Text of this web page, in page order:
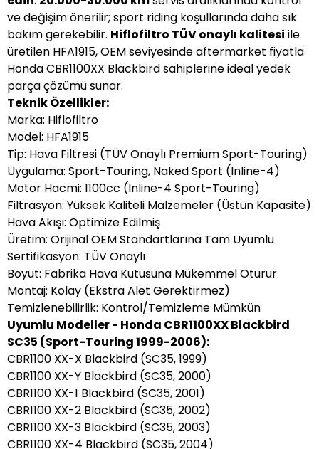
ve değişim önerilir; sport riding koşullarında daha sık
bakım gerekebilir. Hiflofiltro TÜV onaylı kalitesi ile
üretilen HFA1915, OEM seviyesinde aftermarket fiyatla
Honda CBR1100XX Blackbird sahiplerine ideal yedek
parça çözümü sunar.
Teknik Özellikler:
Marka: Hiflofiltro
Model: HFA1915
Tip: Hava Filtresi (TÜV Onaylı Premium Sport-Touring)
Uygulama: Sport-Touring, Naked Sport (Inline-4)
Motor Hacmi: 1100cc (Inline-4 Sport-Touring)
Filtrasyon: Yüksek Kaliteli Malzemeler (Üstün Kapasite)
Hava Akışı: Optimize Edilmiş
Üretim: Orijinal OEM Standartlarına Tam Uyumlu
Sertifikasyon: TÜV Onaylı
Boyut: Fabrika Hava Kutusuna Mükemmel Oturur
Montaj: Kolay (Ekstra Alet Gerektirmez)
Temizlenebilirlik: Kontrol/Temizleme Mümkün
Uyumlu Modeller - Honda CBR1100XX Blackbird
SC35 (Sport-Touring 1999-2006):
CBR1100 XX-X Blackbird (SC35, 1999)
CBR1100 XX-Y Blackbird (SC35, 2000)
CBR1100 XX-1 Blackbird (SC35, 2001)
CBR1100 XX-2 Blackbird (SC35, 2002)
CBR1100 XX-3 Blackbird (SC35, 2003)
CBR1100 XX-4 Blackbird (SC35, 2004)